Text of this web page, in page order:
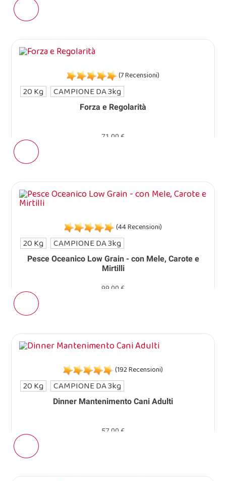
Forza e Regolarità
(7 Recensioni)
71,00 €
20 Kg CAMPIONE DA 3kg
Pesce Oceanico Low Grain - con Mele, Carote e
Mirtilli
(44 Recensioni)
99,00 €
20 Kg CAMPIONE DA 3kg
Dinner Mantenimento Cani Adulti
(192 Recensioni)
57,00 €
20 Kg CAMPIONE DA 3kg